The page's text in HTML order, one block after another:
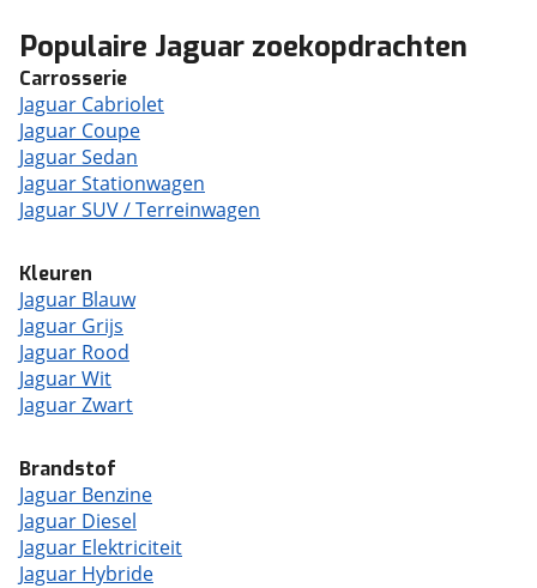
Populaire Jaguar zoekopdrachten
Carrosserie
Jaguar Cabriolet
Jaguar Coupe
Jaguar Sedan
Jaguar Stationwagen
Jaguar SUV / Terreinwagen
Kleuren
Jaguar Blauw
Jaguar Grijs
Jaguar Rood
Jaguar Wit
Jaguar Zwart
Brandstof
Jaguar Benzine
Jaguar Diesel
Jaguar Elektriciteit
Jaguar Hybride